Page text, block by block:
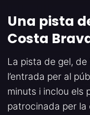
Una pista
Costa
La pista de gel,
l’entrada per al
minuts i inclou els
patrocinada per la